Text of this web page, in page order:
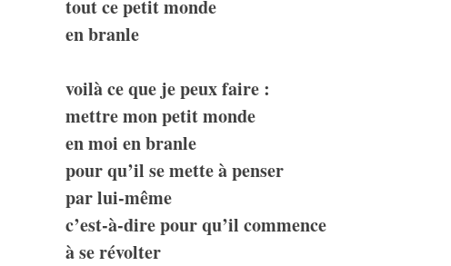
tout ce petit monde
en branle
voilà ce que je peux faire :
mettre mon petit monde
en moi en branle
pour qu’il se mette à penser
par lui-même
c’est-à-dire pour qu’il commence
à se révolter